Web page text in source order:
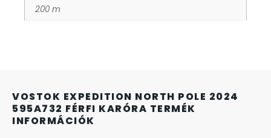
200 m
VOSTOK EXPEDITION NORTH POLE 2024
595A732 FÉRFI KARÓRA TERMÉK
INFORMÁCIÓK
MÁRKÁS KARÓRA SZÍJAK
OKOSÓRA SZÍJAK